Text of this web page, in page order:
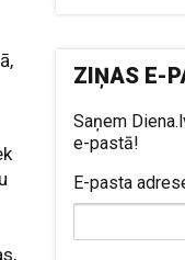
ZIŅAS E-
Saņem
e-pastā!
E-pasta